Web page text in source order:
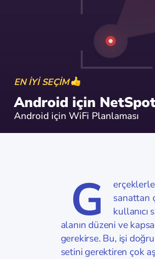
EN İYİ SEÇİM
Android için
Android için WiFi Planlaması
G
sanattan
kullanıcı
alanın düzeni ve
gerekirse. Bu, işi
setini gerektiren çok